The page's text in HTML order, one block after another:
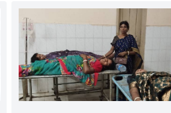
করে এখন হাসিনার ভাষায় কথা বলা শুরু
সংকট সমাধানে সরকারকে সময় না দিয়ে
সবকিছু দ্রুত সমাধানের দাবি জানাচ্ছে বলেও
করেন তিনি।রবিবার (৯ আগস্ট) দুপুরে রংপুর
একাডেমিতে...